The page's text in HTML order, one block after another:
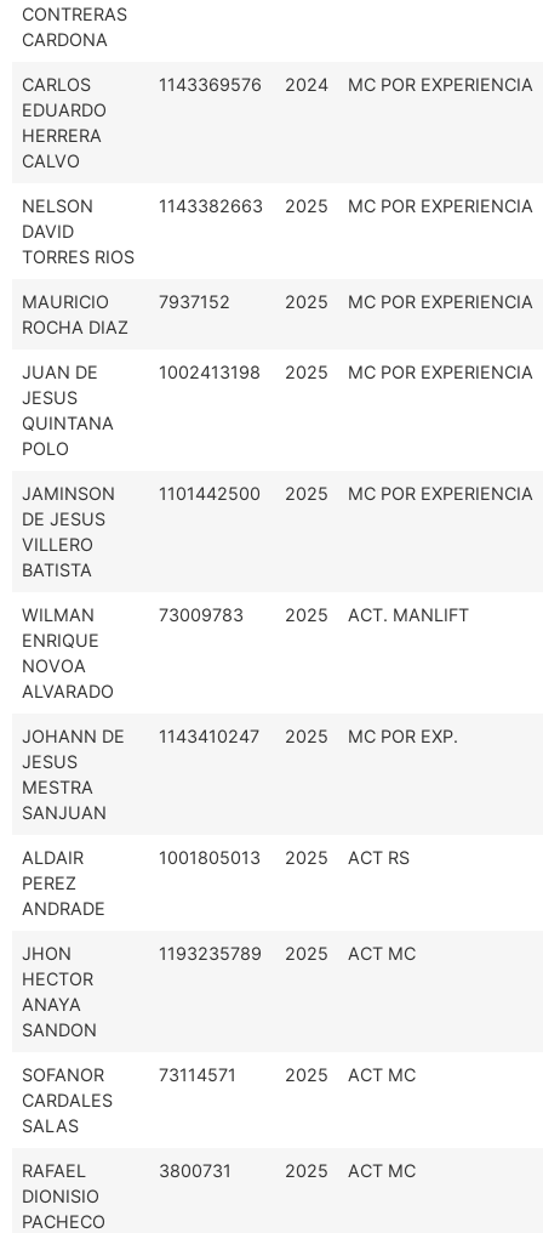
CONTRERAS
CARDONA
CARLOS
EDUARDO
HERRERA
CALVO
1143369576 2024 MC POR EXPERIENCIA
NELSON
DAVID
TORRES RIOS
1143382663 2025 MC POR EXPERIENCIA
MAURICIO
ROCHA DIAZ
7937152 2025 MC POR EXPERIENCIA
JUAN DE
JESUS
QUINTANA
POLO
1002413198 2025 MC POR EXPERIENCIA
JAMINSON
DE JESUS
VILLERO
BATISTA
1101442500 2025 MC POR EXPERIENCIA
WILMAN
ENRIQUE
NOVOA
ALVARADO
73009783 2025 ACT. MANLIFT
JOHANN DE
JESUS
MESTRA
SANJUAN
1143410247 2025 MC POR EXP.
ALDAIR
PEREZ
ANDRADE
1001805013 2025 ACT RS
JHON
HECTOR
ANAYA
SANDON
1193235789 2025 ACT MC
SOFANOR
CARDALES
SALAS
73114571 2025 ACT MC
RAFAEL
DIONISIO
PACHECO
3800731 2025 ACT MC